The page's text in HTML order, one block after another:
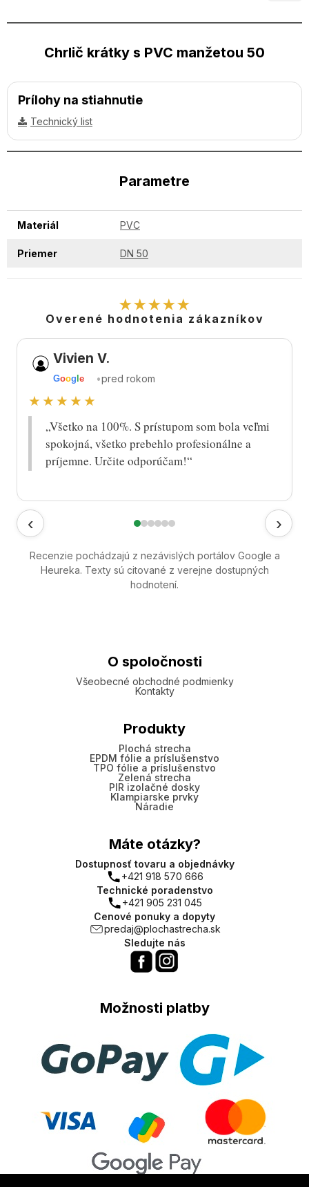
Chrlič krátky s PVC manžetou 50
Prílohy na stiahnutie
Technický list
Parametre
Materiál PVC
Priemer DN 50
★★★★★
Overené hodnotenia zákazníkov
‹
Vivien V.
Goog le •pred rokom
★★★★★
„Všetko na 100%. S prístupom som bola veľmi
spokojná, všetko prebehlo profesionálne a
príjemne. Určite odporúčam!“
›
Recenzie pochádzajú z nezávislých portálov Google a
Heureka. Texty sú citované z verejne dostupných
hodnotení.
O spoločnosti
Všeobecné obchodné podmienky
Kontakty
Produkty
Plochá strecha
EPDM fólie a príslušenstvo
TPO fólie a príslušenstvo
Zelená strecha
PIR izolačné dosky
Klampiarske prvky
Náradie
Máte otázky?
Dostupnosť tovaru a objednávky
+421 918 570 666
Technické poradenstvo
+421 905 231 045
Cenové ponuky a dopyty
predaj@plochastrecha.sk
Sledujte nás
Možnosti platby